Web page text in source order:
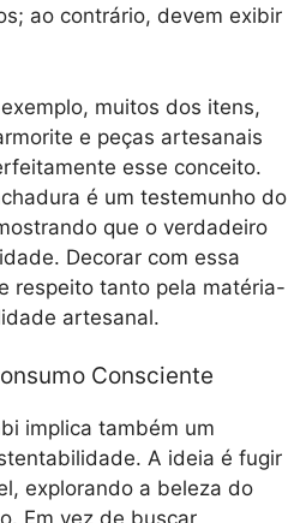
ao contrário, devem exibir
muitos dos itens,
e peças artesanais
esse conceito.
é um testemunho do
que o verdadeiro
Decorar com essa
respeito tanto pela matéria-
artesanal.
Consciente
implica também um
A ideia é fugir
explorando a beleza do